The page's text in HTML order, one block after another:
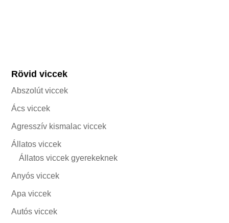
Rövid viccek
Abszolút viccek
Ács viccek
Agresszív kismalac viccek
Állatos viccek
Állatos viccek gyerekeknek
Anyós viccek
Apa viccek
Autós viccek